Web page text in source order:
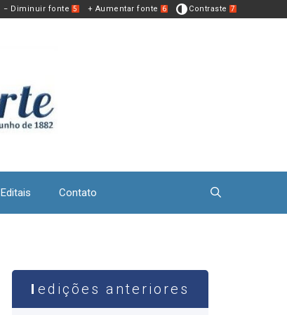
− Diminuir fonte 5 + Aumentar fonte 6 Contraste 7
Editais Contato
edições anteriores